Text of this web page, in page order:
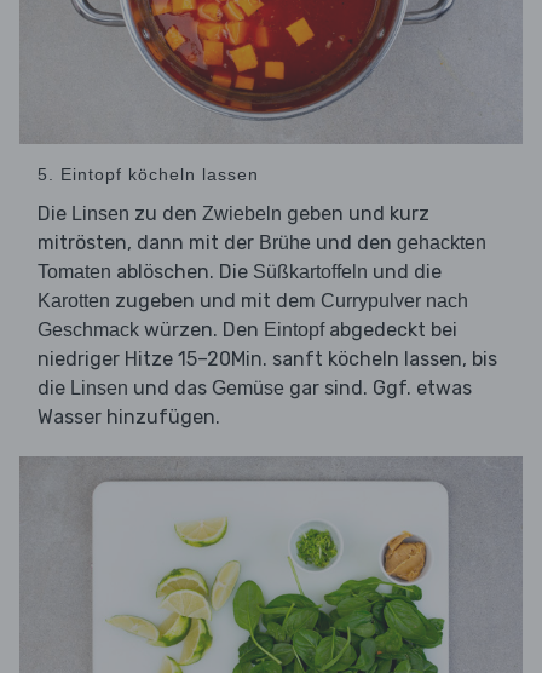
5. Eintopf köcheln lassen
Die Linsen zu den Zwiebeln geben und kurz
mitrösten, dann mit der Brühe und den gehackten
Tomaten ablöschen. Die Süßkartoffeln und die
Karotten zugeben und mit dem Currypulver nach
Geschmack würzen. Den Eintopfabgedeckt bei
niedriger Hitze 15–20Min. sanft köcheln lassen, bis
die Linsen und das Gemüse gar sind. Ggf. etwas
Wasser hinzufügen.